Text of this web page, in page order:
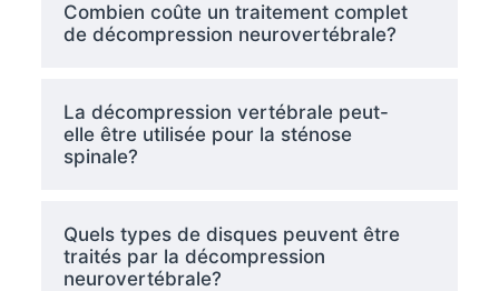
Combien coûte un traitement complet
de décompression neurovertébrale?
La décompression vertébrale peut-
elle être utilisée pour la sténose
spinale?
Quels types de disques peuvent être
traités par la décompression
neurovertébrale?